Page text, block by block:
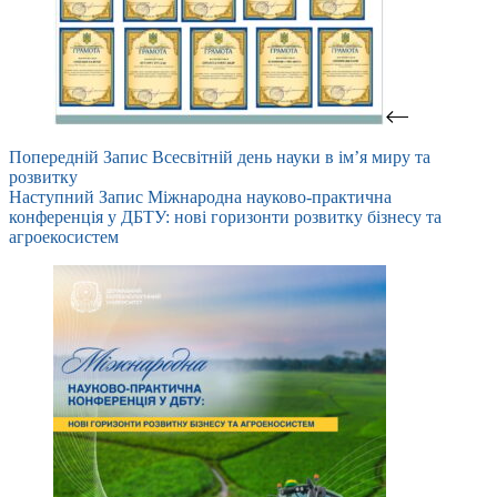
Попередній Запис Всесвітній день науки в ім’я миру та
розвитку
Наступний Запис Міжнародна науково-практична
конференція у ДБТУ: нові горизонти розвитку бізнесу та
агроекосистем